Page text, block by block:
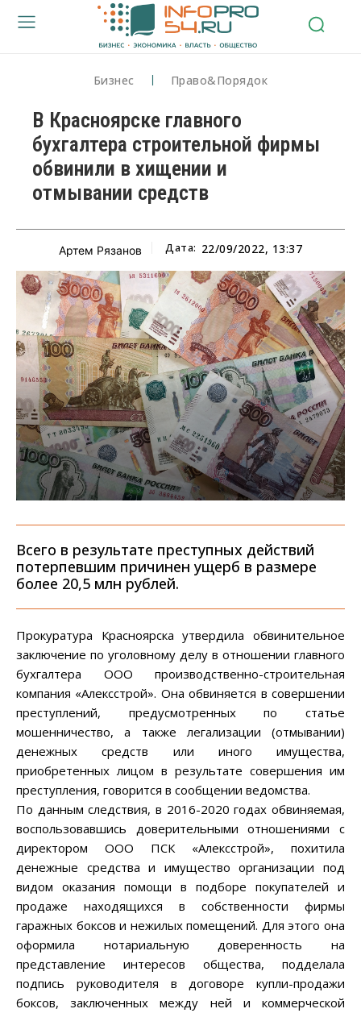
Бизнес Право&Порядок
В Красноярске главного
бухгалтера строительной фирмы
обвинили в хищении и
отмывании средств
Артем Рязанов Дата: 22/09/2022, 13:37
Всего в результате преступных действий
потерпевшим причинен ущерб в размере
более 20,5 млн рублей.
Прокуратура Красноярска утвердила обвинительное
заключение по уголовному делу в отношении главного
бухгалтера ООО производственно-строительная
компания «Алексстрой». Она обвиняется в совершении
преступлений, предусмотренных по статье
мошенничество, а также легализации (отмывании)
денежных средств или иного имущества,
приобретенных лицом в результате совершения им
преступления, говорится в сообщении ведомства.
По данным следствия, в 2016-2020 годах обвиняемая,
воспользовавшись доверительными отношениями с
директором ООО ПСК «Алексстрой», похитила
денежные средства и имущество организации под
видом оказания помощи в подборе покупателей и
продаже находящихся в собственности фирмы
гаражных боксов и нежилых помещений. Для этого она
оформила нотариальную доверенность на
представление интересов общества, подделала
подпись руководителя в договоре купли-продажи
боксов, заключенных между ней и коммерческой